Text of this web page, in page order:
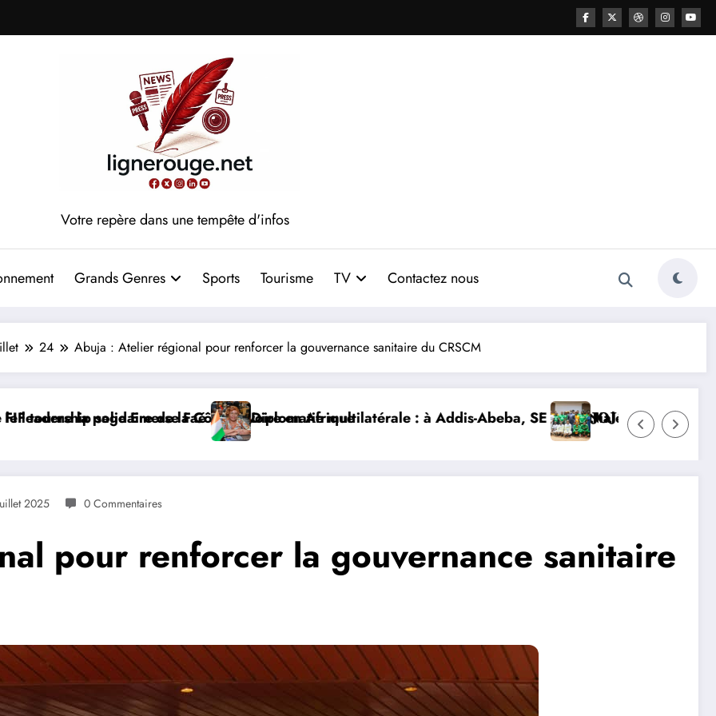
Votre repère dans une tempête d'infos
Grands Genres Sports Tourisme TV Contactez nous
24 Abuja : Atelier régional pour renforcer la gouvernance sanitaire du CRSCM
Abeba, SE Mme Nialé Kaba porte la voix de la Côte d’Ivoire et lance la construction de la nouvelle
𝐉𝐎𝐉 𝐃𝐀𝐊𝐀𝐑 𝟐𝟎𝟐𝟔 : 𝐋𝐄𝐒 𝐀𝐓𝐇𝐋È𝐓𝐄𝐒 𝐈𝐕𝐎𝐈𝐑𝐈𝐄𝐍𝐒 𝐒’𝐈𝐌𝐏𝐑È𝐆𝐍𝐄𝐍𝐓 𝐃𝐄𝐒 𝐕𝐀𝐋𝐄𝐔𝐑𝐒
DIPLOMATIE NUMÉRIQUE : LA
2025 0 Commentaires
pour renforcer la gouvernance sanitaire